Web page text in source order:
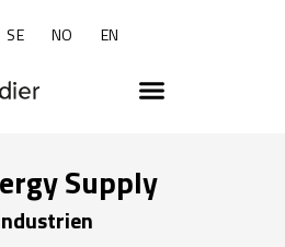
SE NO EN
Supply